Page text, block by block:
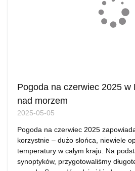
Pogoda na czerwiec 2025 w
nad morzem
2025-05-05
Pogoda na czerwiec 2025
korzystnie – dużo słońca, niewiele
temperatury w całym kraju. Na
synoptyków, przygotowaliśmy